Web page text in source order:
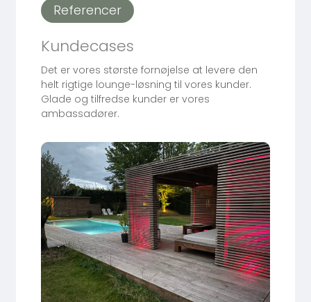
Referencer
Kundecases
Det er vores største fornøjelse at levere den
helt rigtige lounge-løsning til vores kunder.
Glade og tilfredse kunder er vores
ambassadører.